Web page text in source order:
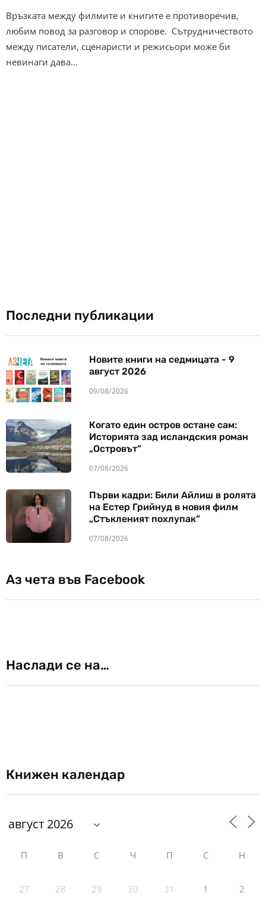
Връзката между филмите и книгите е противоречив,
любим повод за разговор и спорове. Сътрудничеството
между писатели, сценаристи и режисьори може би
невинаги дава…
Последни публикации
Новите книги на седмицата - 9
август 2026
09/08/2026
Когато един остров остане сам:
Историята зад исландския роман
„Островът“
07/08/2026
Първи кадри: Били Айлиш в ролята
на Естер Грийнуд в новия филм
„Стъкленият похлупак“
07/08/2026
Аз чета във Facebook
Наслади се на…
Книжен календар
П В С Ч П С Н
27 28 29 30 31 1 2